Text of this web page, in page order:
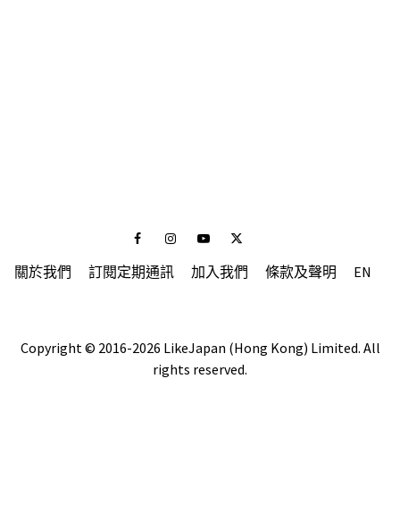
FacebookInstagramYoutubeTwitter
關於我們 訂閱定期通訊 加入我們 條款及聲明 EN
Copyright © 2016-2026 LikeJapan (Hong Kong) Limited. All
rights reserved.